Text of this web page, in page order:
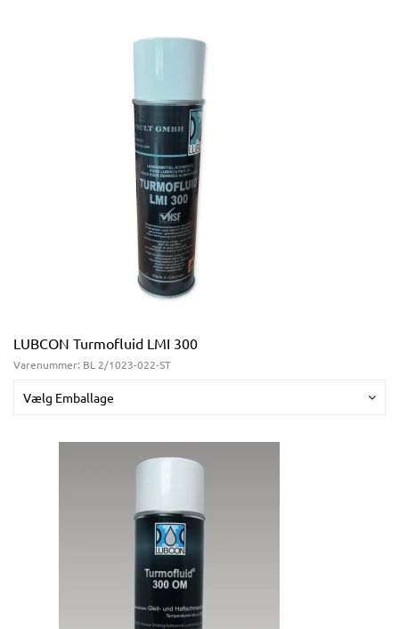
LUBCON Turmofluid LMI 300
Varenummer: BL 2/1023-022-ST
Vælg Emballage